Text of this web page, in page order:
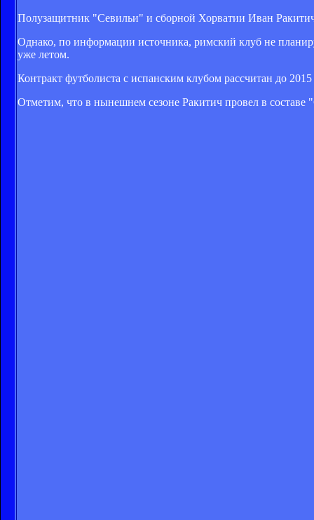
Полузащитник "Севильи" и сборной Хорватии Иван
Однако, по информации источника, римский клуб не
уже летом.
Контракт футболиста с испанским клубом рассчитан до 2015
Отметим, что в нынешнем сезоне Ракитич провел в составе